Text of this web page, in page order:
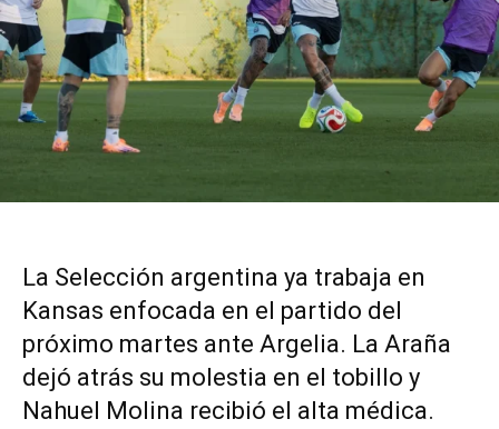
La Selección argentina ya trabaja en
Kansas enfocada en el partido del
próximo martes ante Argelia. La Araña
dejó atrás su molestia en el tobillo y
Nahuel Molina recibió el alta médica.